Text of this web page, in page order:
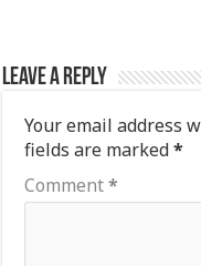
Leave a Reply
Your email address
fields are marked*
Comment*